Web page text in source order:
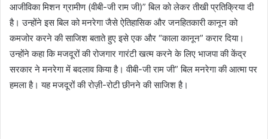
आजीविका मिशन ग्रामीण (वीबी-जी राम जी)” बिल को लेकर तीखी प्रतिक्रिया दी
है। उन्होंने इस बिल को मनरेगा जैसे ऐतिहासिक और जनहितकारी कानून को
कमजोर करने की साजिश बताते हुए इसे एक और “काला कानून” करार दिया।
उन्होंने कहा कि मजदूरों की रोजगार गारंटी खत्म करने के लिए भाजपा की केंद्र
सरकार ने मनरेगा में बदलाव किया है। वीबी-जी राम जी” बिल मनरेगा की आत्मा पर
हमला है। यह मजदूरों की रोज़ी-रोटी छीनने की साजिश है।